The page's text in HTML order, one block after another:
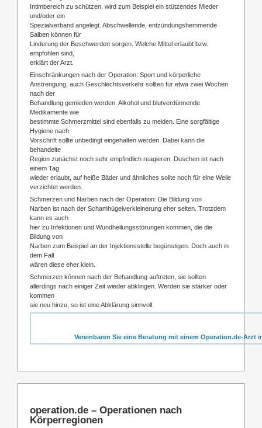
Intimbereich zu schützen, wird zum Beispiel ein stützendes Mieder
und/oder ein
Spezialverband angelegt. Abschwellende, entzündungshemmende
Salben können für
Linderung der Beschwerden sorgen. Welche Mittel erlaubt bzw.
empfohlen sind,
erklärt der Arzt.
Einschränkungen nach der Operation: Sport und körperliche
Anstrengung, auch Geschlechtsverkehr sollten für etwa zwei Wochen
nach der
Behandlung gemieden werden. Alkohol und blutverdünnende
Medikamente wie
bestimmte Schmerzmittel sind ebenfalls zu meiden. Eine sorgfältige
Hygiene nach
Vorschrift sollte unbedingt eingehalten werden. Dabei kann die
behandelte
Region zunächst noch sehr empfindlich reagieren. Duschen ist nach
einem Tag
wieder erlaubt, auf heiße Bäder und ähnliches sollte noch für eine Weile
verzichtet werden.
Schmerzen und Narben nach der Operation: Die Bildung von
Narben ist nach der Schamhügelverkleinerung eher selten. Trotzdem
kann es auch
hier zu Infektionen und Wundheilungsstörungen kommen, die die
Bildung von
Narben zum Beispiel an der Injektionsstelle begünstigen. Doch auch in
dem Fall
wären diese eher klein.
Schmerzen können nach der Behandlung auftreten, sie sollten
allerdings nach einiger Zeit wieder abklingen. Werden sie stärker oder
kommen
sie neu hinzu, so ist eine Abklärung sinnvoll.
Vereinbaren Sie eine Beratung mit einem Operation.de-Arzt
operation.de – Operationen nach
Körperregionen